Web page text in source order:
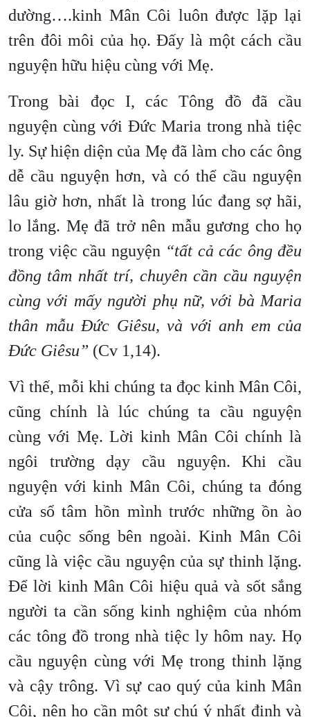
dường….kinh Mân Côi luôn được lặp lại
trên đôi môi của họ. Đấy là một cách cầu
nguyện hữu hiệu cùng với Mẹ.
Trong bài đọc I, các Tông đồ đã cầu
nguyện cùng với Đức Maria trong nhà tiệc
ly. Sự hiện diện của Mẹ đã làm cho các ông
dễ cầu nguyện hơn, và có thể cầu nguyện
lâu giờ hơn, nhất là trong lúc đang sợ hãi,
lo lắng. Mẹ đã trở nên mẫu gương cho họ
trong việc cầu nguyện “tất cả các ông đều
đồng tâm nhất trí, chuyên cần cầu nguyện
cùng với mấy người phụ nữ, với bà Maria
thân mẫu Đức Giêsu, và với anh em của
Đức Giêsu” (Cv 1,14).
Vì thế, mỗi khi chúng ta đọc kinh Mân Côi,
cũng chính là lúc chúng ta cầu nguyện
cùng với Mẹ. Lời kinh Mân Côi chính là
ngôi trường dạy cầu nguyện. Khi cầu
nguyện với kinh Mân Côi, chúng ta đóng
cửa sổ tâm hồn mình trước những ồn ào
của cuộc sống bên ngoài. Kinh Mân Côi
cũng là việc cầu nguyện của sự thinh lặng.
Để lời kinh Mân Côi hiệu quả và sốt sắng
người ta cần sống kinh nghiệm của nhóm
các tông đồ trong nhà tiệc ly hôm nay. Họ
cầu nguyện cùng với Mẹ trong thinh lặng
và cậy trông. Vì sự cao quý của kinh Mân
Côi, nên họ cần một sự chú ý nhất định và